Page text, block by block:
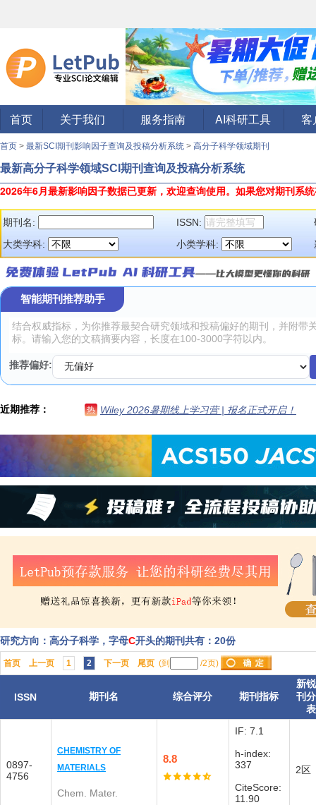
首页 关于我们 服务指南 AI科研工具 客
首页 > 最新SCI期刊影响因子查询及投稿分析系统 > 高分子科学领域期刊
最新高分子科学领域SCI期刊查询及投稿分析系统
2026年6月最新影响因子数据已更新，欢迎查询使用。 如果您对期刊系
期刊名: ISSN:
大类学科:
小类学科:
智能期刊推荐助手
推荐偏好:
近期推荐： 热 Wiley 2026暑期线上学习营 | 报名正式开启！
研究方向：高分子科学，字母C开头的期刊共有：20份
首页 上一页 1 2 下一页 尾页 (到 /2页)
ISSN 期刊名 综合评分 期刊指标
新
刊
表
0897-
4756
CHEMISTRY OF
MATERIALS
Chem. Mater.
8.8
IF: 7.1
h-index:
337
CiteScore:
11.90
2区